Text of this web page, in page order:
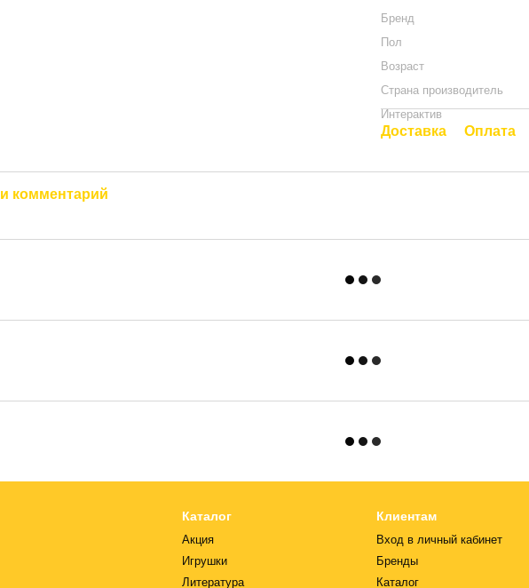
Бренд
Пол
Возраст
Страна производитель
Интерактив
Доставка Оплата
комментарий
Каталог
Акция
Игрушки
Литература
Клиентам
Вход в личный кабинет
Бренды
Каталог